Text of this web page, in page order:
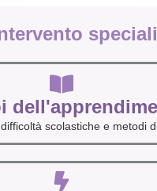
scolastiche e metodi